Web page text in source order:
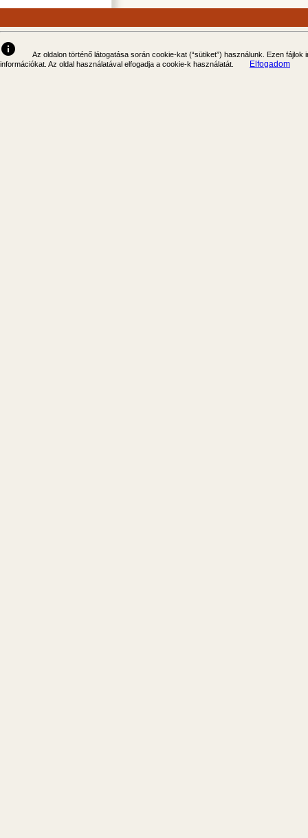
info
Az oldalon történő látogatása során cookie-kat (“sütiket”) használunk. Ezen
információkat. Az oldal használatával elfogadja a cookie-k használatát.
Elfogadom